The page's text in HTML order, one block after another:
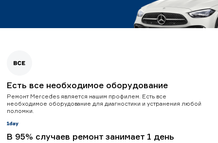
Есть все необходимое оборудование
Ремонт Mercedes является нашим профилем. Есть все
необходимое оборудование для диагностики и устранения любой
поломки.
В 95% случаев ремонт занимает 1 день